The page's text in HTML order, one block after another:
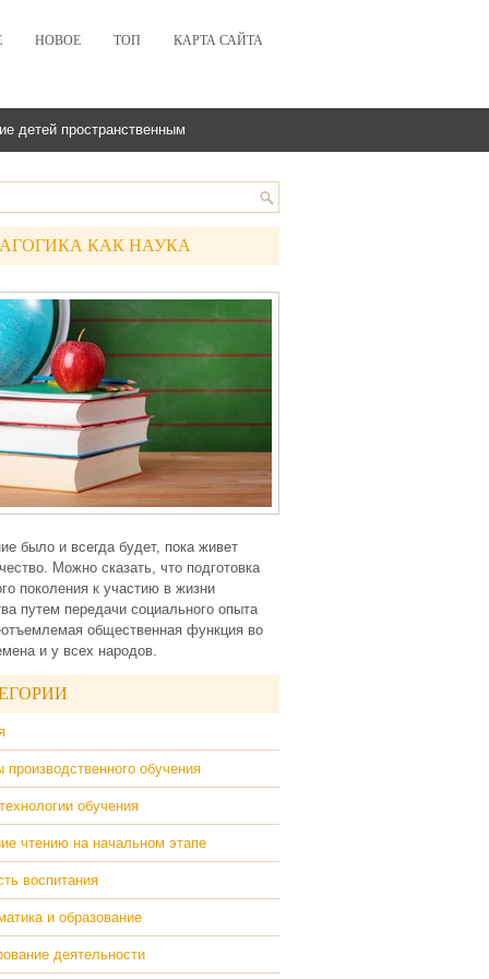
НОВОЕ ТОП КАРТА САЙТА
детей пространственным
КАК НАУКА
было и всегда будет, пока живет
Можно сказать, что подготовка
поколения к участию в жизни
путем передачи социального опыта
общественная функция во
и у всех народов.
производственного обучения
обучения
чтению на начальном этапе
воспитания
и образование
деятельности